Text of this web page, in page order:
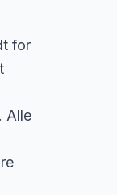
for
Alle